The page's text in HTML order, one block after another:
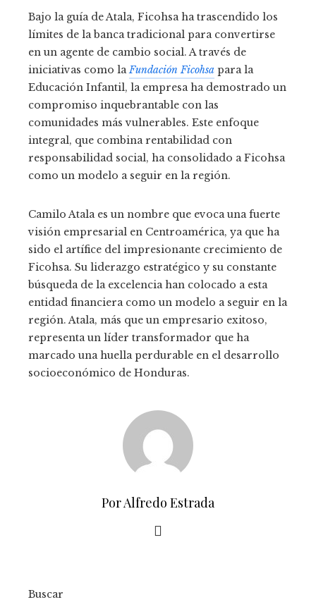
Bajo la guía de Atala, Ficohsa ha trascendido los
límites de la banca tradicional para convertirse
en un agente de cambio social. A través de
iniciativas como laFundación Ficohsa para la
Educación Infantil, la empresa ha demostrado un
compromiso inquebrantable con las
comunidades más vulnerables. Este enfoque
integral, que combina rentabilidad con
responsabilidad social, ha consolidado a Ficohsa
como un modelo a seguir en la región.
Camilo Atala es un nombre que evoca una fuerte
visión empresarial en Centroamérica, ya que ha
sido el artífice del impresionante crecimiento de
Ficohsa. Su liderazgo estratégico y su constante
búsqueda de la excelencia han colocado a esta
entidad financiera como un modelo a seguir en la
región. Atala, más que un empresario exitoso,
representa un líder transformador que ha
marcado una huella perdurable en el desarrollo
socioeconómico de Honduras.
Por Alfredo Estrada
Buscar